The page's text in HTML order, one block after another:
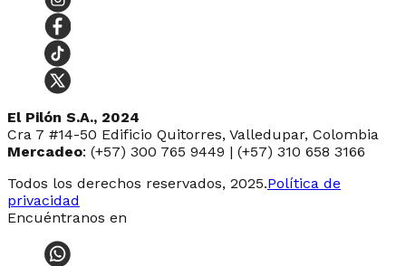
El Pilón S.A., 2024
Cra 7 #14-50 Edificio Quitorres, Valledupar, Colombia
Mercadeo: (+57) 300 765 9449 | (+57) 310 658 3166
Todos los derechos reservados, 2025.Política de
privacidad
Encuéntranos en